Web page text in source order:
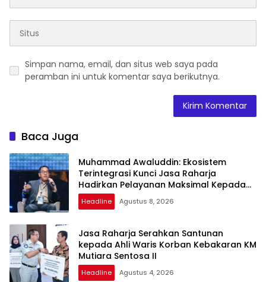
Simpan nama, email, dan situs web saya pada
peramban ini untuk komentar saya berikutnya.
Baca Juga
Muhammad Awaluddin: Ekosistem
Terintegrasi Kunci Jasa Raharja
Hadirkan Pelayanan Maksimal Kepada
Masyarakat
Headline Agustus 8, 2026
Jasa Raharja Serahkan Santunan
kepada Ahli Waris Korban Kebakaran KM
Mutiara Sentosa II
Headline Agustus 4, 2026